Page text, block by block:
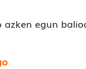
azken egun